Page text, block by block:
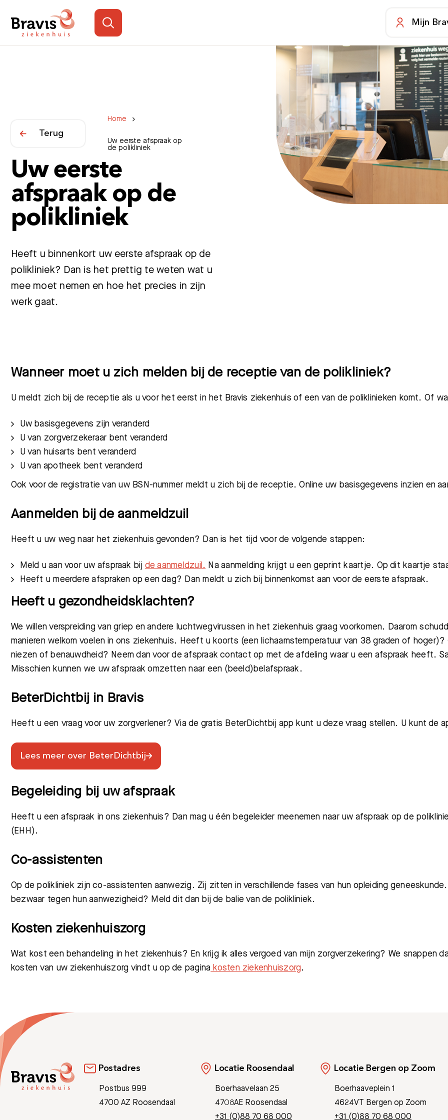
Mijn
Meest gezocht: Bezoektijden Afspraak maken
Home
Uw eerste afspraak op
de polikliniek
Terug
Uw eerste
afspraak op de
polikliniek
Heeft u binnenkort uw eerste afspraak op de
polikliniek? Dan is het prettig te weten wat u
mee moet nemen en hoe het precies in zijn
werk gaat.
Wanneer moet u zich melden bij de receptie van de polikliniek?
U meldt zich bij de receptie als u voor het eerst in het Bravis ziekenhuis of een van de poliklinieken komt. Of
Uw basisgegevens zijn veranderd
U van zorgverzekeraar bent veranderd
U van huisarts bent veranderd
U van apotheek bent veranderd
Ook voor de registratie van uw BSN-nummer meldt u zich bij de receptie. Online uw basisgegevens inzien en
Aanmelden bij de aanmeldzuil
Heeft u uw weg naar het ziekenhuis gevonden? Dan is het tijd voor de volgende stappen:
Meld u aan voor uw afspraak bij de aanmeldzuil. Na aanmelding krijgt u een geprint kaartje. Op dit kaartje
Heeft u meerdere afspraken op een dag? Dan meldt u zich bij binnenkomst aan voor de eerste afspraak.
Heeft u gezondheidsklachten?
We willen verspreiding van griep en andere luchtwegvirussen in het ziekenhuis graag voorkomen. Daarom
manieren welkom voelen in ons ziekenhuis. Heeft u koorts (een lichaamstemperatuur van 38 graden of
niezen of benauwdheid? Neem dan voor de afspraak contact op met de afdeling waar u een afspraak heeft.
Misschien kunnen we uw afspraak omzetten naar een (beeld)belafspraak.
BeterDichtbij in Bravis
Heeft u een vraag voor uw zorgverlener? Via de gratis BeterDichtbij app kunt u deze vraag stellen. U kunt de
Lees meer over BeterDichtbij
Begeleiding bij uw afspraak
Heeft u een afspraak in ons ziekenhuis? Dan mag u één begeleider meenemen naar uw afspraak op de
(EHH).
Co-assistenten
Op de polikliniek zijn co-assistenten aanwezig. Zij zitten in verschillende fases van hun opleiding
bezwaar tegen hun aanwezigheid? Meld dit dan bij de balie van de polikliniek.
Kosten ziekenhuiszorg
Wat kost een behandeling in het ziekenhuis? En krijg ik alles vergoed van mijn zorgverzekering? We snappen
kosten van uw ziekenhuiszorg vindt u op de pagina kosten ziekenhuiszorg.
Postadres
Postbus 999
4700 AZ Roosendaal
Locatie Roosendaal
Boerhaavelaan 25
4708AE Roosendaal
+31 (0)88 70 68 000
Locatie Bergen op Zoom
Boerhaaveplein 1
4624VT Bergen op Zoom
+31 (0)88 70 68 000